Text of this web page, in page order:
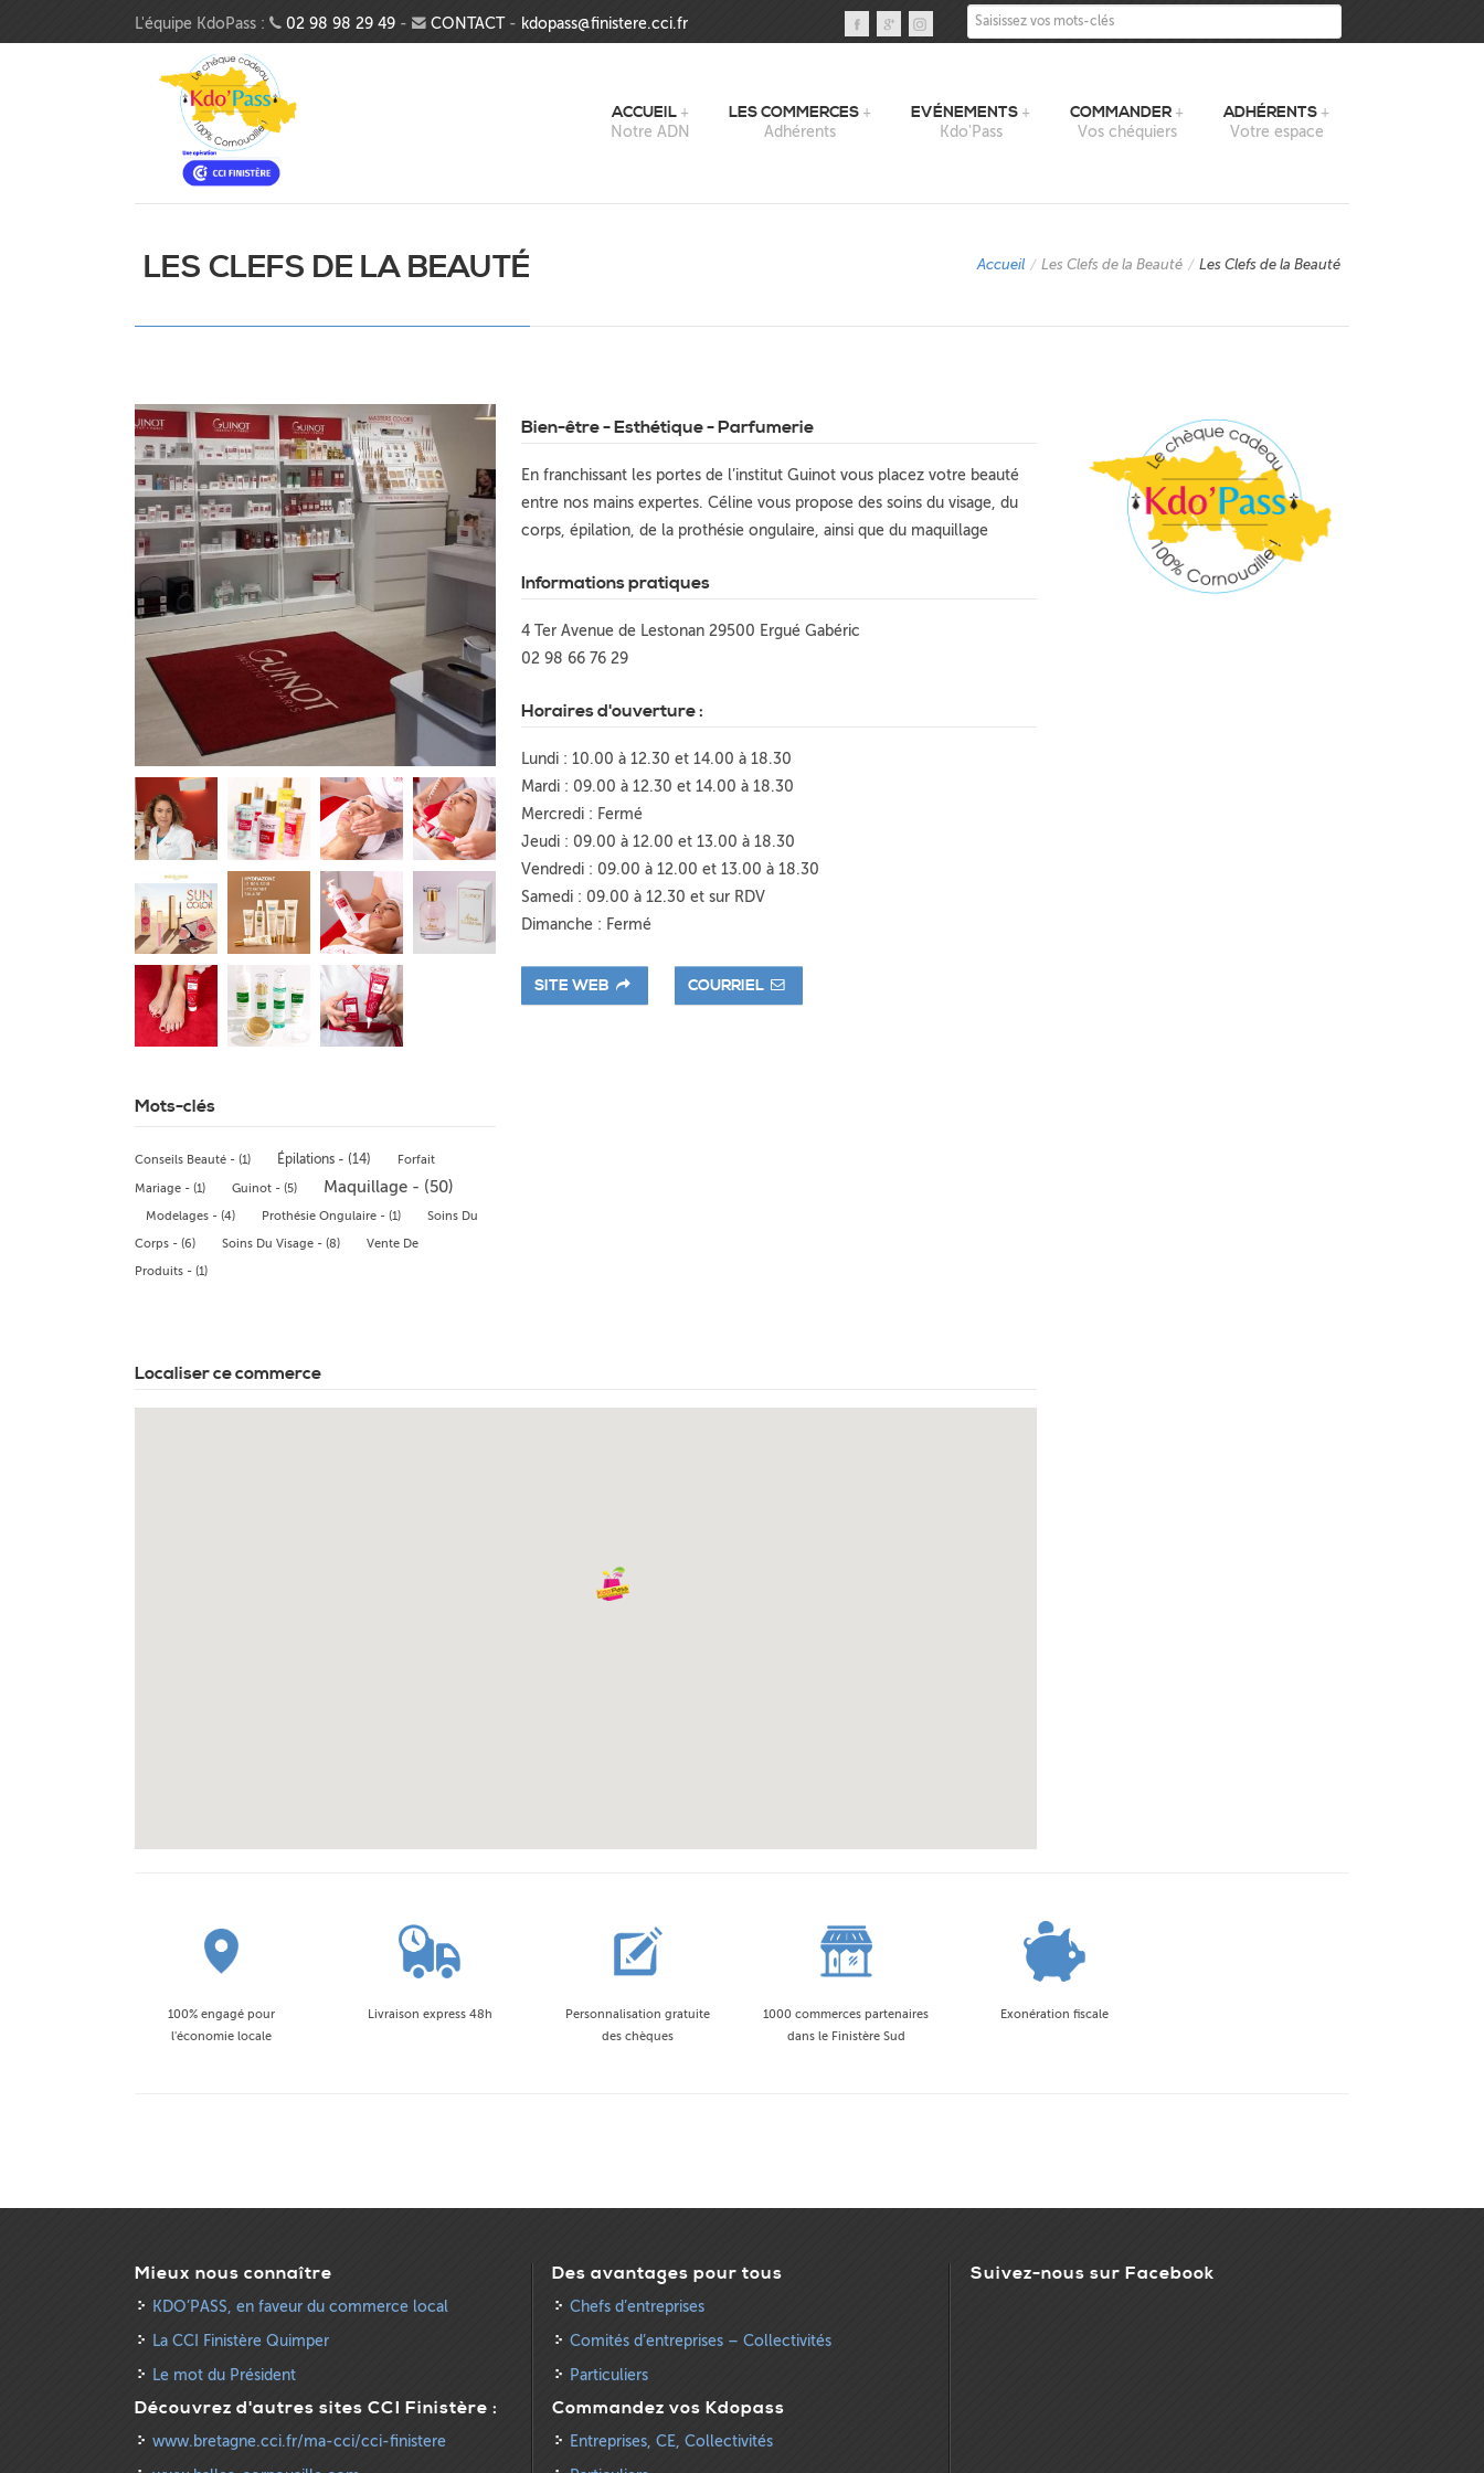
Aller au contenu principal
L'équipe KdoPass : 02 98 98 29 49 - CONTACT - kdopass@finistere.cci.fr Saisissez vos mots-clés
ACCUEIL
Notre ADN
LES COMMERCES
Adhérents
EVÉNEMENTS
Kdo'Pass
COMMANDER
Vos chéquiers
ADHÉRENTS
Votre espace
LES CLEFS DE LA BEAUTÉ Accueil / Les Clefs de la Beauté / Les Clefs de la Beauté
Mots-clés
Conseils Beauté - (1) Épilations - (14)
Forfait
Mariage - (1)
Guinot - (5) Maquillage - (50)
Modelages - (4) Prothésie Ongulaire - (1)
Soins Du
Corps - (6)
Soins Du Visage - (8)
Vente De
Produits - (1)
Bien-être - Esthétique - Parfumerie
En franchissant les portes de l’institut Guinot vous placez votre beauté
entre nos mains expertes. Céline vous propose des soins du visage, du
corps, épilation, de la prothésie ongulaire, ainsi que du maquillage
Informations pratiques
4 Ter Avenue de Lestonan 29500 Ergué Gabéric
02 98 66 76 29
Horaires d'ouverture :
Lundi : 10.00 à 12.30 et 14.00 à 18.30
Mardi : 09.00 à 12.30 et 14.00 à 18.30
Mercredi : Fermé
Jeudi : 09.00 à 12.00 et 13.00 à 18.30
Vendredi : 09.00 à 12.00 et 13.00 à 18.30
Samedi : 09.00 à 12.30 et sur RDV
Dimanche : Fermé
SITE WEB COURRIEL
Localiser ce commerce
100% engagé pour
l'économie locale
Livraison express 48h
Personnalisation gratuite
des chèques
1000 commerces partenaires
dans le Finistère Sud
Exonération fiscale
Mieux nous connaître
KDO’PASS, en faveur du commerce local
La CCI Finistère Quimper
Le mot du Président
Découvrez d'autres sites CCI Finistère :
www.bretagne.cci.fr/ma-cci/cci-finistere
Des avantages pour tous
Chefs d’entreprises
Comités d’entreprises – Collectivités
Particuliers
Commandez vos Kdopass
Entreprises, CE, Collectivités
Suivez-nous sur Facebook